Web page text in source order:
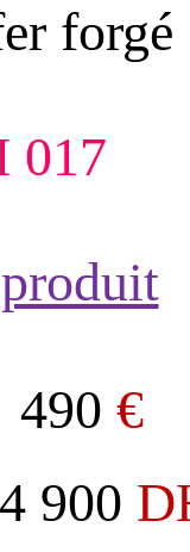
forgé
017
490 €
4 900